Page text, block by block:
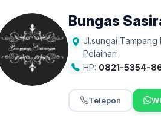
Bungas
Jl.sungai Tampang
Pelaihari
HP: 0821-5354-
Telepon